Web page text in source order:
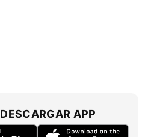
DESCARGAR APP